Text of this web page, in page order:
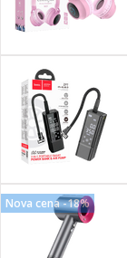
kafu
ostalo
i kutije
oprema
Nova cena -18%